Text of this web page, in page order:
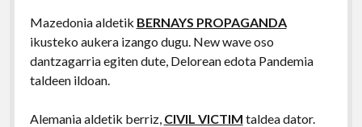
Mazedonia aldetik BERNAYS PROPAGANDA
ikusteko aukera izango dugu. New wave oso
dantzagarria egiten dute, Delorean edota Pandemia
taldeen ildoan.
Alemania aldetik berriz, CIVIL VICTIM taldea dator.